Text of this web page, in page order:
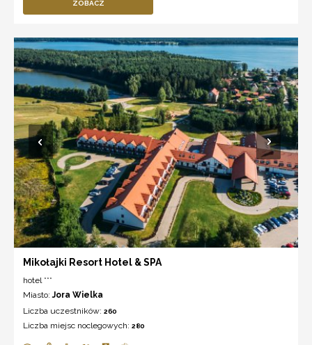
ZOBACZ
Mikołajki Resort Hotel & SPA
hotel ***
Miasto:Jora Wielka
Liczba uczestników: 260
Liczba miejsc noclegowych: 280